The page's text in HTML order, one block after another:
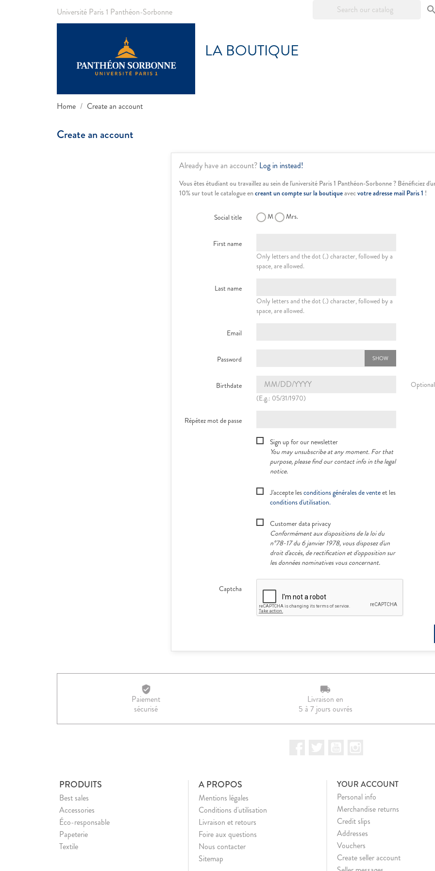
Université Paris 1 Panthéon-Sorbonne
LA BOUTIQUE
Home Create an account
Create an account
Already have an account? Log in instead!
Vous êtes étudiant ou travaillez au sein de l'université Paris 1 Panthéon-Sorbonne ? Bénéficiez
10% sur tout le catalogue encreant un compte sur la boutiqueavecvotre adresse mail Paris 1 !
Social title M Mrs.
First name
Only letters and the dot (.) character, followed by a
space, are allowed.
Last name
Only letters and the dot (.) character, followed by a
space, are allowed.
Email
Password SHOW
Birthdate
(E.g.: 05/31/1970)
Optional
Répétez mot de passe
Sign up for our newsletter
You may unsubscribe at any moment. For that
purpose, please find our contact info in the legal
notice.
J'accepte lesconditions générales de venteet les
conditions d'utilisation.
Customer data privacy
Conformément aux dispositions de la loi du
n°78-17 du 6 janvier 1978, vous disposez d'un
droit d'accès, de rectification et d'opposition sur
les données nominatives vous concernant.
Captcha
Paiement
sécurisé
Livraison en
5 à 7 jours ouvrés
PRODUITS
Best sales
Accessories
Éco-responsable
Papeterie
Textile
A PROPOS
Mentions légales
Conditions d'utilisation
Livraison et retours
Foire aux questions
Nous contacter
Sitemap
YOUR ACCOUNT
Personal info
Merchandise returns
Credit slips
Addresses
Vouchers
Create seller account